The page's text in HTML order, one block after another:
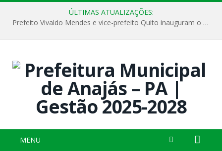
ÚLTIMAS ATUALIZAÇÕES:
Prefeito Vivaldo Mendes e vice-prefeito Quito inauguram o CAPS e fortalecem a saúde pública em Anajás.
MENU